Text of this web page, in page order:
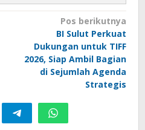
Pos berikutnya
BI Sulut Perkuat
Dukungan untuk TIFF
2026, Siap Ambil Bagian
di Sejumlah Agenda
Strategis